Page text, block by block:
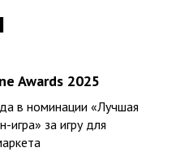
Awards 2025
в номинации «Лучшая
игра» за игру для